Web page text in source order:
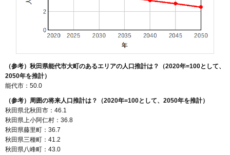
（参考）秋田県能代市大町のあるエリアの人口推計は？（2020年=100として、
2050年を推計）
能代市：50.0
（参考）周囲の将来人口推計は？（2020年=100として、2050年を推計）
秋田県北秋田市：46.1
秋田県上小阿仁村：36.8
秋田県藤里町：36.7
秋田県三種町：41.2
秋田県八峰町：43.0